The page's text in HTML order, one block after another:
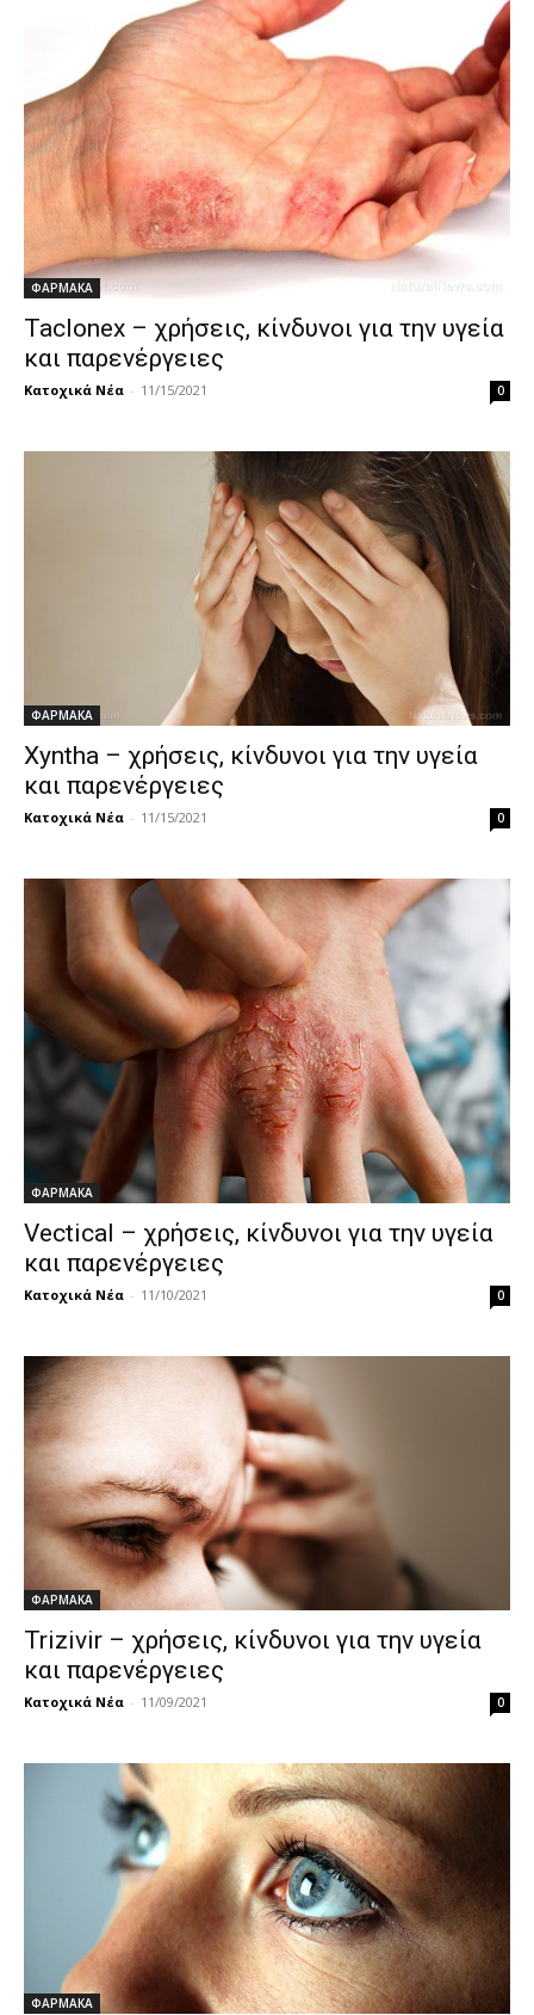
ΦΑΡΜΑΚΑ
Taclonex – χρήσεις, κίνδυνοι για την υγεία
και παρενέργειες
Κατοχικά Νέα - 11/15/2021 0
ΦΑΡΜΑΚΑ
Xyntha – χρήσεις, κίνδυνοι για την υγεία
και παρενέργειες
Κατοχικά Νέα - 11/15/2021 0
ΦΑΡΜΑΚΑ
Vectical – χρήσεις, κίνδυνοι για την υγεία
και παρενέργειες
Κατοχικά Νέα - 11/10/2021 0
ΦΑΡΜΑΚΑ
Trizivir – χρήσεις, κίνδυνοι για την υγεία
και παρενέργειες
Κατοχικά Νέα - 11/09/2021 0
ΦΑΡΜΑΚΑ